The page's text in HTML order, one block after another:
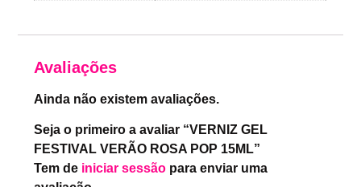
Avaliações
Ainda não existem avaliações.
Seja o primeiro a avaliar “VERNIZ GEL
FESTIVAL VERÃO ROSA POP 15ML”
Tem de iniciar sessão para enviar uma